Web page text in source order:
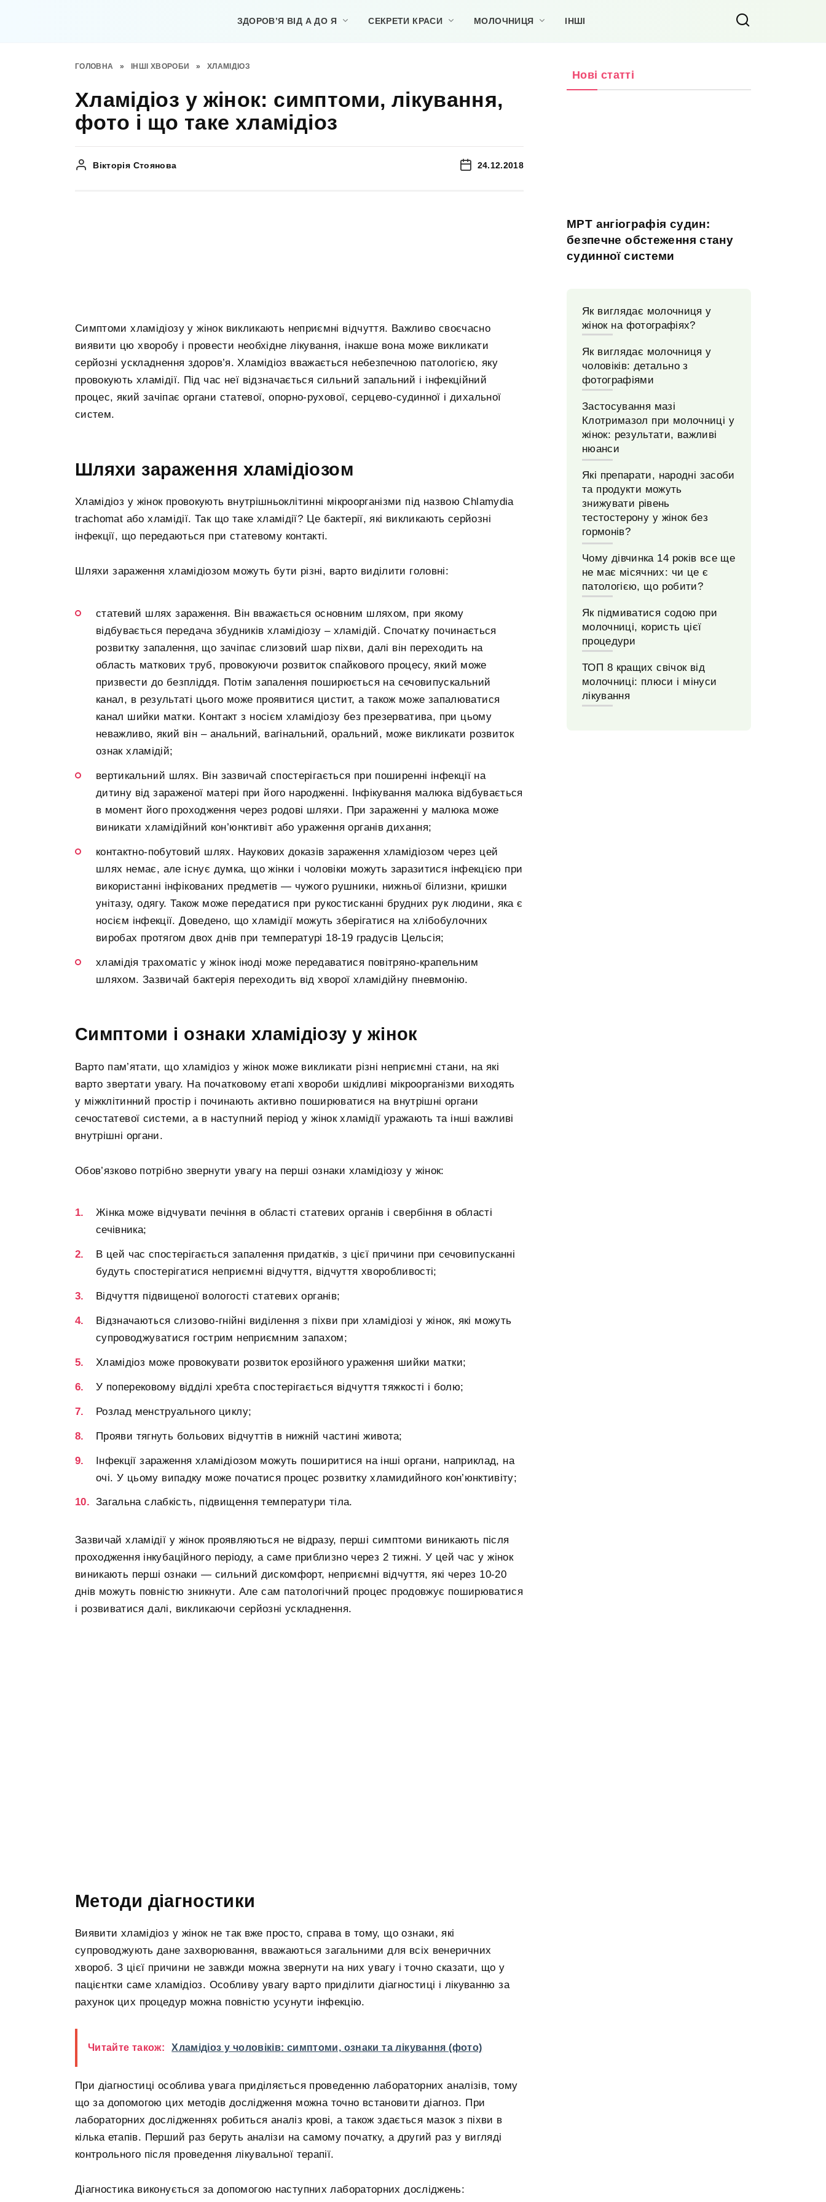
ЗДОРОВ’Я ВІД А ДО Я СЕКРЕТИ КРАСИ МОЛОЧНИЦЯ ІНШІ
ГОЛОВНА » ІНШІ ХВОРОБИ » ХЛАМІДІОЗ
Хламідіоз у жінок: симптоми, лікування,
фото і що таке хламідіоз
Вікторія Стоянова 24.12.2018
Симптоми хламідіозу у жінок викликають неприємні відчуття. Важливо своєчасно
виявити цю хворобу і провести необхідне лікування, інакше вона може викликати
серйозні ускладнення здоров’я. Хламідіоз вважається небезпечною патологією, яку
провокують хламідії. Під час неї відзначається сильний запальний і інфекційний
процес, який зачіпає органи статевої, опорно-рухової, серцево-судинної і дихальної
систем.
Шляхи зараження хламідіозом
Хламідіоз у жінок провокують внутрішньоклітинні мікроорганізми під назвою Chlamydia
trachomat або хламідії. Так що таке хламідії? Це бактерії, які викликають серйозні
інфекції, що передаються при статевому контакті.
Шляхи зараження хламідіозом можуть бути різні, варто виділити головні:
статевий шлях зараження. Він вважається основним шляхом, при якому
відбувається передача збудників хламідіозу – хламідій. Спочатку починається
розвитку запалення, що зачіпає слизовий шар піхви, далі він переходить на
область маткових труб, провокуючи розвиток спайкового процесу, який може
призвести до безпліддя. Потім запалення поширюється на сечовипускальний
канал, в результаті цього може проявитися цистит, а також може запалюватися
канал шийки матки. Контакт з носієм хламідіозу без презерватива, при цьому
неважливо, який він – анальний, вагінальний, оральний, може викликати розвиток
ознак хламідій;
вертикальний шлях. Він зазвичай спостерігається при поширенні інфекції на
дитину від зараженої матері при його народженні. Інфікування малюка відбувається
в момент його проходження через родові шляхи. При зараженні у малюка може
виникати хламідійний кон’юнктивіт або ураження органів дихання;
контактно-побутовий шлях. Наукових доказів зараження хламідіозом через цей
шлях немає, але існує думка, що жінки і чоловіки можуть заразитися інфекцією при
використанні інфікованих предметів — чужого рушники, нижньої білизни, кришки
унітазу, одягу. Також може передатися при рукостисканні брудних рук людини, яка є
носієм інфекції. Доведено, що хламідії можуть зберігатися на хлібобулочних
виробах протягом двох днів при температурі 18-19 градусів Цельсія;
хламідія трахоматіс у жінок іноді може передаватися повітряно-крапельним
шляхом. Зазвичай бактерія переходить від хворої хламідійну пневмонію.
Симптоми і ознаки хламідіозу у жінок
Варто пам’ятати, що хламідіоз у жінок може викликати різні неприємні стани, на які
варто звертати увагу. На початковому етапі хвороби шкідливі мікроорганізми виходять
у міжклітинний простір і починають активно поширюватися на внутрішні органи
сечостатевої системи, а в наступний період у жінок хламідії уражають та інші важливі
внутрішні органи.
Обов’язково потрібно звернути увагу на перші ознаки хламідіозу у жінок:
Жінка може відчувати печіння в області статевих органів і свербіння в області
сечівника;
В цей час спостерігається запалення придатків, з цієї причини при сечовипусканні
будуть спостерігатися неприємні відчуття, відчуття хворобливості;
Відчуття підвищеної вологості статевих органів;
Відзначаються слизово-гнійні виділення з піхви при хламідіозі у жінок, які можуть
супроводжуватися гострим неприємним запахом;
Хламідіоз може провокувати розвиток ерозійного ураження шийки матки;
У поперековому відділі хребта спостерігається відчуття тяжкості і болю;
Розлад менструального циклу;
Прояви тягнуть больових відчуттів в нижній частині живота;
Інфекції зараження хламідіозом можуть поширитися на інші органи, наприклад, на
очі. У цьому випадку може початися процес розвитку хламидийного кон’юнктивіту;
Загальна слабкість, підвищення температури тіла.
Зазвичай хламідії у жінок проявляються не відразу, перші симптоми виникають після
проходження інкубаційного періоду, а саме приблизно через 2 тижні. У цей час у жінок
виникають перші ознаки — сильний дискомфорт, неприємні відчуття, які через 10-20
днів можуть повністю зникнути. Але сам патологічний процес продовжує поширюватися
і розвиватися далі, викликаючи серйозні ускладнення.
Методи діагностики
Виявити хламідіоз у жінок не так вже просто, справа в тому, що ознаки, які
супроводжують дане захворювання, вважаються загальними для всіх венеричних
хвороб. З цієї причини не завжди можна звернути на них увагу і точно сказати, що у
пацієнтки саме хламідіоз. Особливу увагу варто приділити діагностиці і лікуванню за
рахунок цих процедур можна повністю усунути інфекцію.
Читайте також: Хламідіоз у чоловіків: симптоми, ознаки та лікування (фото)
При діагностиці особлива увага приділяється проведенню лабораторних аналізів, тому
що за допомогою цих методів дослідження можна точно встановити діагноз. При
лабораторних дослідженнях робиться аналіз крові, а також здається мазок з піхви в
кілька етапів. Перший раз беруть аналізи на самому початку, а другий раз у вигляді
контрольного після проведення лікувальної терапії.
Діагностика виконується за допомогою наступних лабораторних досліджень:
Нові статті
МРТ ангіографія судин:
безпечне обстеження стану
судинної системи
Як виглядає молочниця у
жінок на фотографіях?
Як виглядає молочниця у
чоловіків: детально з
фотографіями
Застосування мазі
Клотримазол при молочниці у
жінок: результати, важливі
нюанси
Які препарати, народні засоби
та продукти можуть
знижувати рівень
тестостерону у жінок без
гормонів?
Чому дівчинка 14 років все ще
не має місячних: чи це є
патологією, що робити?
Як підмиватися содою при
молочниці, користь цієї
процедури
ТОП 8 кращих свічок від
молочниці: плюси і мінуси
лікування